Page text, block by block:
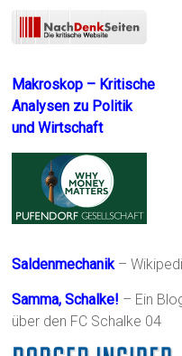
Makroskop – Kritische
Analysen zu Politik
und Wirtschaft
Saldenmechanik–
Samma, Schalke! – Ein
über den FC Schalke 04